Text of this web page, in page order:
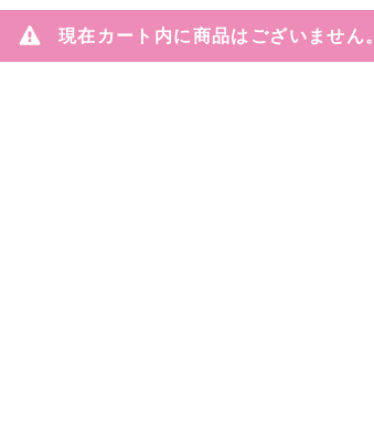
現在カート内に商品はございません。